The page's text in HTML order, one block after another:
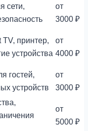
сети,
от
3000 ₽
принтер,
устройства
от
4000 ₽
гостей,
устройств
от
3000 ₽
от
5000 ₽